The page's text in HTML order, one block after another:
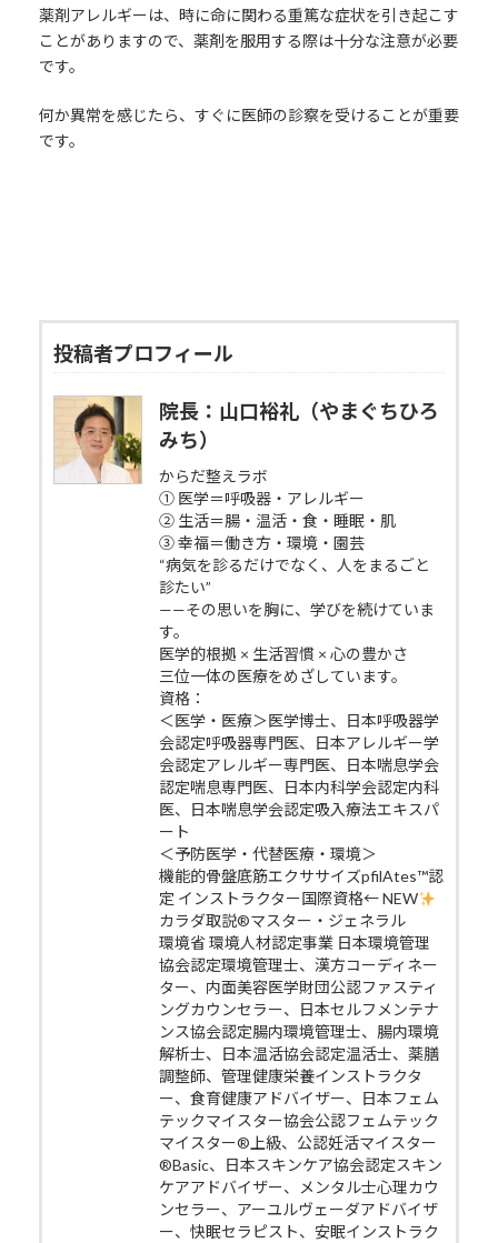
薬剤アレルギーは、時に命に関わる重篤な症状を引き起こす
ことがありますので、薬剤を服用する際は十分な注意が必要
です。
何か異常を感じたら、すぐに医師の診察を受けることが重要
です。
投稿者プロフィール
院長：山口裕礼（やまぐちひろ
みち）
からだ整えラボ
① 医学＝呼吸器・アレルギー
② 生活＝腸・温活・食・睡眠・肌
③ 幸福＝働き方・環境・園芸
“病気を診るだけでなく、人をまるごと
診たい”
——その思いを胸に、学びを続けていま
す。
医学的根拠 × 生活習慣 × 心の豊かさ
三位一体の医療をめざしています。
資格：
＜医学・医療＞医学博士、日本呼吸器学
会認定呼吸器専門医、日本アレルギー学
会認定アレルギー専門医、日本喘息学会
認定喘息専門医、日本内科学会認定内科
医、日本喘息学会認定吸入療法エキスパ
ート
＜予防医学・代替医療・環境＞
機能的骨盤底筋エクササイズpfilAtes™認
定 インストラクター国際資格← NEW
カラダ取説®マスター・ジェネラル
環境省 環境人材認定事業 日本環境管理
協会認定環境管理士、漢方コーディネー
ター、内面美容医学財団公認ファスティ
ングカウンセラー、日本セルフメンテナ
ンス協会認定腸内環境管理士、腸内環境
解析士、日本温活協会認定温活士、薬膳
調整師、管理健康栄養インストラクタ
ー、食育健康アドバイザー、日本フェム
テックマイスター協会公認フェムテック
マイスター®上級、公認妊活マイスター
®Basic、日本スキンケア協会認定スキン
ケアアドバイザー、メンタル士心理カウ
ンセラー、アーユルヴェーダアドバイザ
ー、快眠セラピスト、安眠インストラク